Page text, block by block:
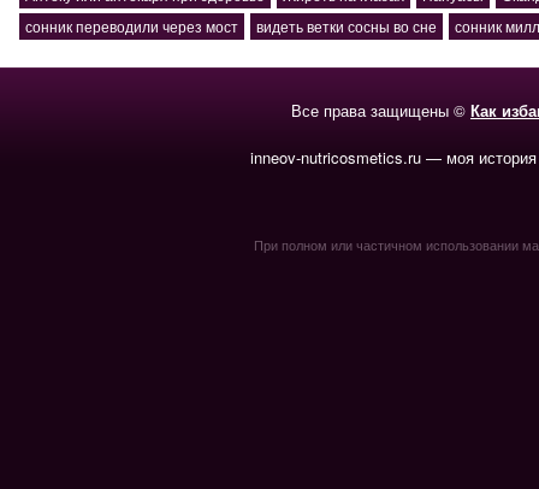
сонник переводили через мост
видеть ветки сосны во сне сонник
Все права защищены © Как
inneov-nutricosmetics.ru — моя
При полном или частичном использовании